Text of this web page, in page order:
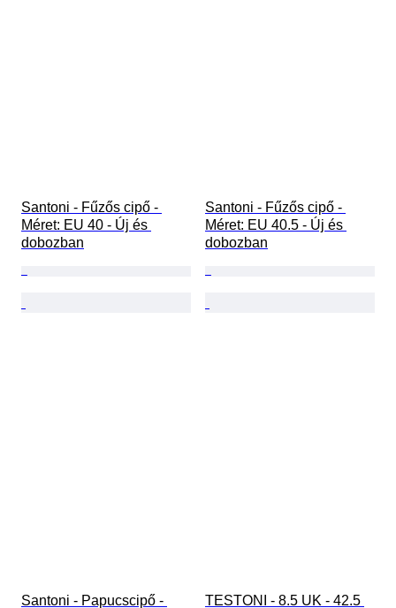
Santoni - Fűzős cipő -
Méret: EU 40 - Új és
dobozban
Santoni - Fűzős cipő -
Méret: EU 40.5 - Új és
dobozban
Santoni - Papucscipő -
TESTONI - 8.5 UK - 42.5